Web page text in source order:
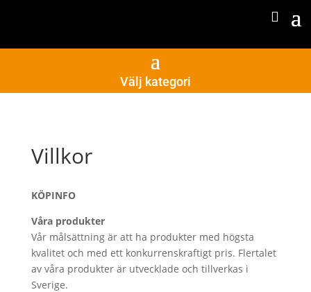
Välj kategori
Villkor
KÖPINFO
Våra produkter
Vår målsättning är att ha produkter med högsta
kvalitet och med ett konkurrenskraftigt pris. Flertalet
av våra produkter är utvecklade och tillverkas i
Sverige.